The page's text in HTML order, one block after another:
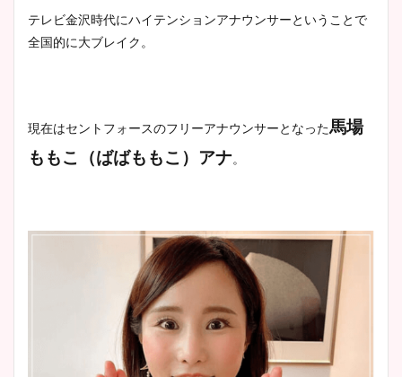
テレビ金沢時代にハイテンションアナウンサーということで
全国的に大ブレイク。
現在はセントフォースのフリーアナウンサーとなった馬場
ももこ（ばばももこ）アナ。